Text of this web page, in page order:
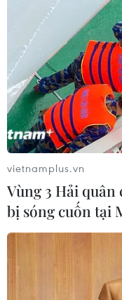
TIN CÙNG
vietnamplus.vn
Vùng 3 Hải
bị sóng cuốn tại